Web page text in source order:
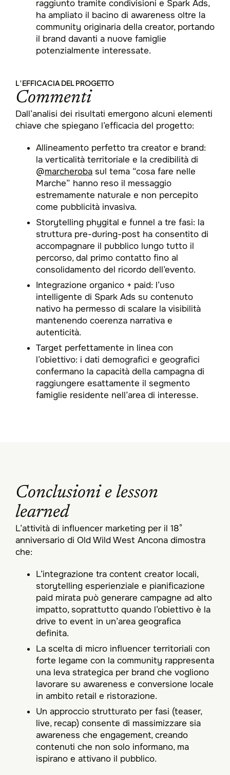
raggiunto tramite condivisioni e Spark Ads,
ha ampliato il bacino di awareness oltre la
community originaria della creator, portando
il brand davanti a nuove famiglie
potenzialmente interessate.​
L’EFFICACIA DEL PROGETTO
Commenti
Dall’analisi dei risultati emergono alcuni elementi
chiave che spiegano l’efficacia del progetto:​
Allineamento perfetto tra creator e brand:
la verticalità territoriale e la credibilità di
@marcheroba sul tema “cosa fare nelle
Marche” hanno reso il messaggio
estremamente naturale e non percepito
come pubblicità invasiva.​
Storytelling phygital e funnel a tre fasi: la
struttura pre-during-post ha consentito di
accompagnare il pubblico lungo tutto il
percorso, dal primo contatto fino al
consolidamento del ricordo dell’evento.​
Integrazione organico + paid: l’uso
intelligente di Spark Ads su contenuto
nativo ha permesso di scalare la visibilità
mantenendo coerenza narrativa e
autenticità.​
Target perfettamente in linea con
l’obiettivo: i dati demografici e geografici
confermano la capacità della campagna di
raggiungere esattamente il segmento
famiglie residente nell’area di interesse.​
Conclusioni e lesson
learned
L’attività di influencer marketing per il 18°
anniversario di Old Wild West Ancona dimostra
che:
L’integrazione tra content creator locali,
storytelling esperienziale e pianificazione
paid mirata può generare campagne ad alto
impatto, soprattutto quando l’obiettivo è la
drive to event in un’area geografica
definita.​
La scelta di micro influencer territoriali con
forte legame con la community rappresenta
una leva strategica per brand che vogliono
lavorare su awareness e conversione locale
in ambito retail e ristorazione.​
Un approccio strutturato per fasi (teaser,
live, recap) consente di massimizzare sia
awareness che engagement, creando
contenuti che non solo informano, ma
ispirano e attivano il pubblico.​